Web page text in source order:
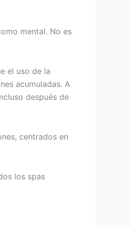
mental. No es
el uso de la
acumuladas. A
después de
centrados en
los spas